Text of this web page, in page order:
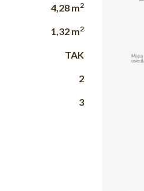
4,28 m2
1,32 m2
TAK
2
3